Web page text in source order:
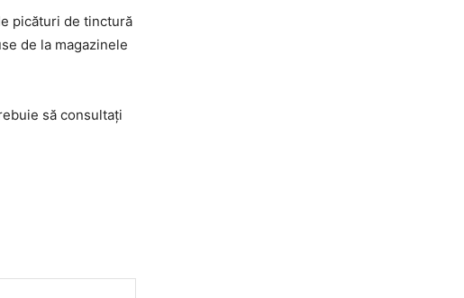
picături de tinctură
de la magazinele
să consultați